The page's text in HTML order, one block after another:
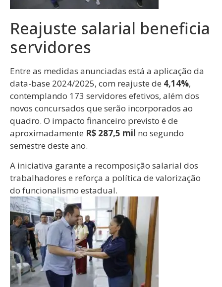
Reajuste salarial beneficia
servidores
Entre as medidas anunciadas está a aplicação da
data-base 2024/2025, com reajuste de 4,14%,
contemplando 173 servidores efetivos, além dos
novos concursados que serão incorporados ao
quadro. O impacto financeiro previsto é de
aproximadamente R$ 287,5 mil no segundo
semestre deste ano.
A iniciativa garante a recomposição salarial dos
trabalhadores e reforça a política de valorização
do funcionalismo estadual.